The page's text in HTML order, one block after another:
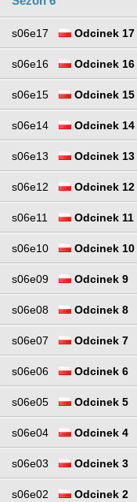
s06e17 Odcinek 17
s06e16 Odcinek 16
s06e15 Odcinek 15
s06e14 Odcinek 14
s06e13 Odcinek 13
s06e12 Odcinek 12
s06e11 Odcinek 11
s06e10 Odcinek 10
s06e09 Odcinek 9
s06e08 Odcinek 8
s06e07 Odcinek 7
s06e06 Odcinek 6
s06e05 Odcinek 5
s06e04 Odcinek 4
s06e03 Odcinek 3
s06e02 Odcinek 2